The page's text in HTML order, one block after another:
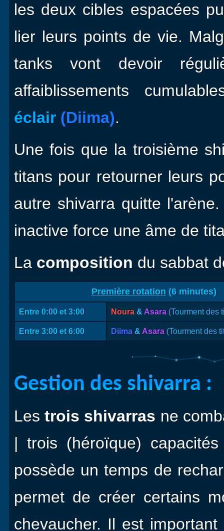
les deux cibles espacées
lier leurs points de vie.
tanks vont devoir
affaiblissements
éclair (Diima).
Une fois que la troisième
titans pour retourner leurs
autre shivarra quitte
inactive force une âme de
La composition du sabbat
Première rotation (6 minutes)
Entre 0:00 et 3:00 Noura & Asara (Tourment des
Entre 3:00 et 6:00 Diima & Asara (Tourment des
Gestion des shivarra :
Lestrois shivarras ne
| trois (héroïque)
possède un temps de
permet de créer certains
chevaucher. Il est